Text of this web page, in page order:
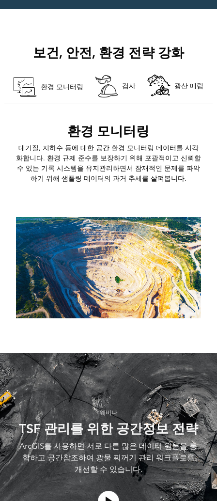
보건, 안전, 환경 전략 강화
환경 모니터링 검사 광산 매립
환경 모니터링
대기질, 지하수 등에 대한 공간 환경 모니터링 데이터를 시각
화합니다. 환경 규제 준수를 보장하기 위해 포괄적이고 신뢰할
수 있는 기록 시스템을 유지관리하면서 잠재적인 문제를 파악
하기 위해 샘플링 데이터의 과거 추세를 살펴봅니다.
웨비나
TSF 관리를 위한 공간정보 전략
ArcGIS를 사용하면 서로 다른 많은 데이터 원본을 통
합하고 공간참조하여 광물 찌꺼기 관리 워크플로를
개선할 수 있습니다.